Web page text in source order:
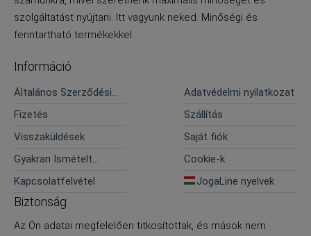
szolgáltatást nyújtani. Itt vagyunk neked. Minőségi és
fenntartható termékekkel.
Információ
Általános Szerződési
Adatvédelmi nyilatkozat
Fizetés
Szállítás
Visszaküldések
Saját fiók
Gyakran Ismételt
Cookie-k
Kapcsolatfelvétel
JogaLine nyelvek
Biztonság
Az Ön adatai megfelelően titkosítottak, és mások nem